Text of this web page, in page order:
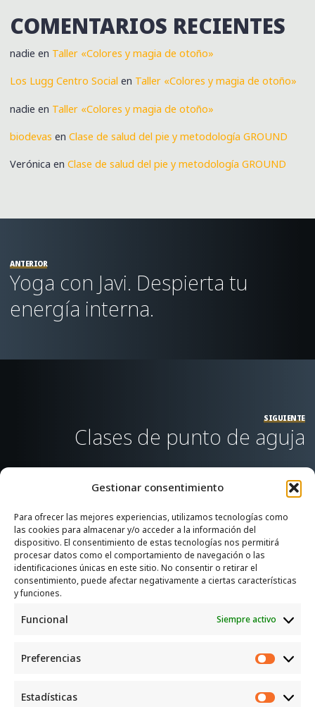
Gestionar consentimiento
Para ofrecer las mejores experiencias, utilizamos tecnologías como
las cookies para almacenar y/o acceder a la información del
dispositivo. El consentimiento de estas tecnologías nos permitirá
procesar datos como el comportamiento de navegación o las
identificaciones únicas en este sitio. No consentir o retirar el
consentimiento, puede afectar negativamente a ciertas características
y funciones.
Funcional Siempre activo
Preferencias
Estadísticas
COMENTARIOS RECIENTES
nadie en Taller «Colores y magia de otoño»
Los Lugg Centro Social en Taller «Colores y magia de otoño»
nadie en Taller «Colores y magia de otoño»
biodevas enClase de salud del pie y metodología GROUND
Verónica enClase de salud del pie y metodología GROUND
ANTERIOR
Yoga con Javi. Despierta tu
energía interna.
SIGUIENTE
Clases de punto de aguja
SERVICIOS
Recogida e intercambio de ropa y enseres.
INFORMACIÓN
Política de privacidad
CONTACTO
Correo: luggcentrosocial @ biodevas.org